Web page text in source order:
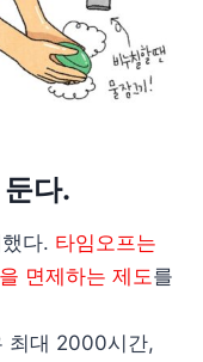
다.
다. 타임오프는
면제하는 제도를
최대 2000시간,